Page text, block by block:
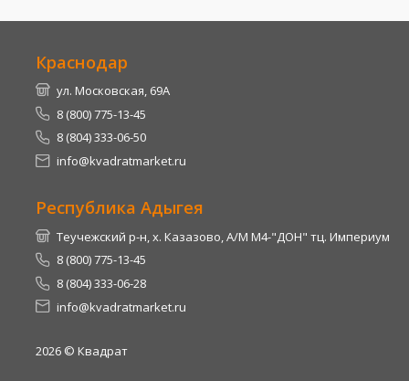
Краснодар
ул. Московская, 69А
8 (800) 775-13-45
8 (804) 333-06-50
info@kvadratmarket.ru
Республика Адыгея
Теучежский р-н, х. Казазово, А/М М4-"ДОН" тц. Империум
8 (800) 775-13-45
8 (804) 333-06-28
info@kvadratmarket.ru
2026 © Квадрат